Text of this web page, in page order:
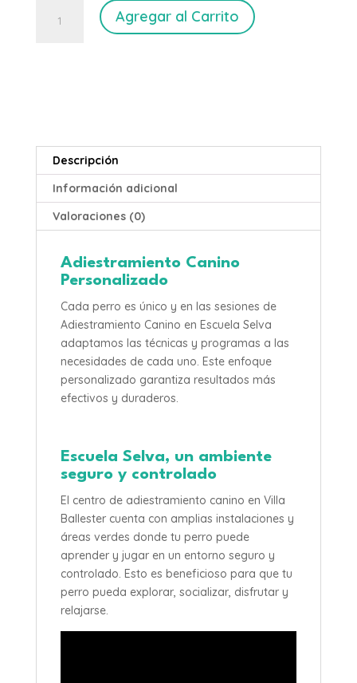
Selva
cantidad
Agregar al Carrito
Descripción
Información adicional
Valoraciones (0)
Adiestramiento Canino
Personalizado
Cada perro es único y en las sesiones de
Adiestramiento Canino en Escuela Selva
adaptamos las técnicas y programas a las
necesidades de cada uno. Este enfoque
personalizado garantiza resultados más
efectivos y duraderos.
Escuela Selva, un ambiente
seguro y controlado
El centro de adiestramiento canino en Villa
Ballester cuenta con amplias instalaciones y
áreas verdes donde tu perro puede
aprender y jugar en un entorno seguro y
controlado. Esto es beneficioso para que tu
perro pueda explorar, socializar, disfrutar y
relajarse.